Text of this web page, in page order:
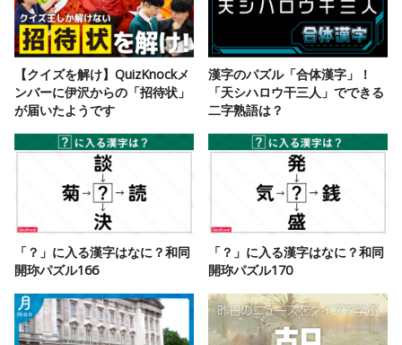
【クイズを解け】QuizKnockメ
ンバーに伊沢からの「招待状」
が届いたようです
漢字のパズル「合体漢字」！
「天シハロウ干三人」でできる
二字熟語は？
「？」に入る漢字はなに？和同
開珎パズル166
「？」に入る漢字はなに？和同
開珎パズル170